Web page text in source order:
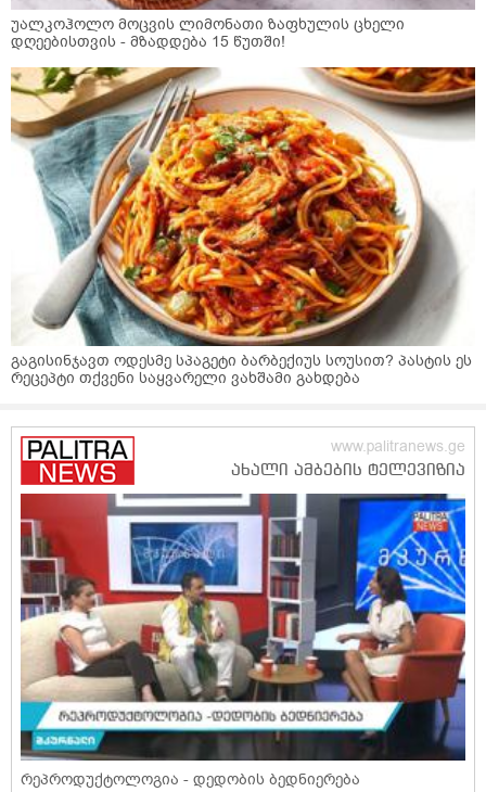
უალკოჰოლო მოცვის ლიმონათი ზაფხულის ცხელი
დღეებისთვის - მზადდება 15 წუთში!
გაგისინჯავთ ოდესმე სპაგეტი ბარბექიუს სოუსით? პასტის ეს
რეცეპტი თქვენი საყვარელი ვახშამი გახდება
რეპროდუქტოლოგია - დედობის ბედნიერება